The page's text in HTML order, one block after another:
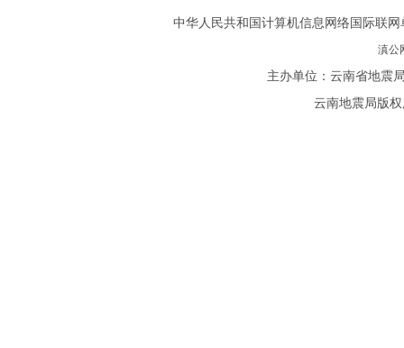
中华人民共和国计算机信息网络国际联
滇公
主办单位：云南省地震
云南地震局版